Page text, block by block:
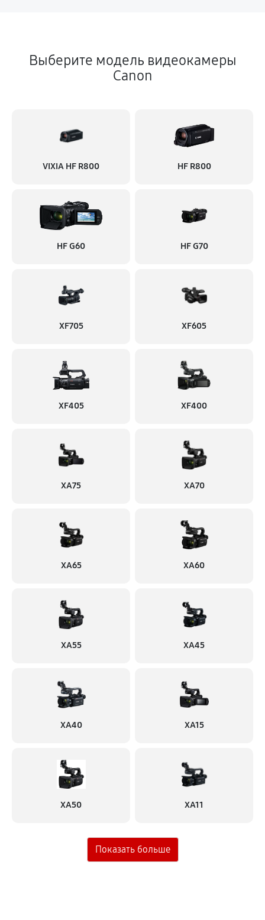
Выберите модель видеокамеры
Canon
VIXIA HF R800 HF R800
HF G60 HF G70
XF705 XF605
XF405 XF400
XA75 XA70
XA65 XA60
XA55 XA45
XA40 XA15
XA50 XA11